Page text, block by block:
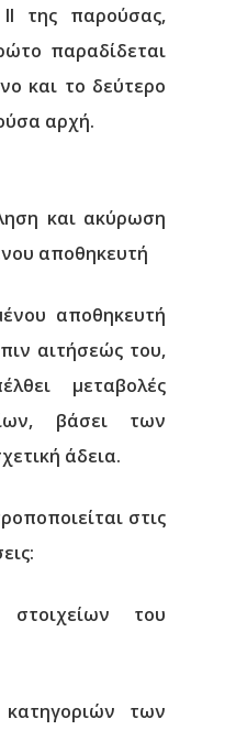
της παρούσας,
παραδίδεται
και το δεύτερο
αρχή.
και ακύρωση
αποθηκευτή
αποθηκευτή
αιτήσεώς του,
μεταβολές
βάσει των
άδεια.
στις
του
των